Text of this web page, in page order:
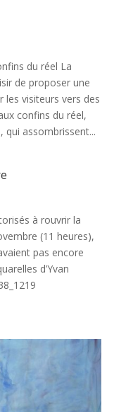
du réel La
de proposer une
visiteurs vers des
confins du réel,
qui assombrissent...
à rouvrir la
(11 heures),
pas encore
d’Yvan